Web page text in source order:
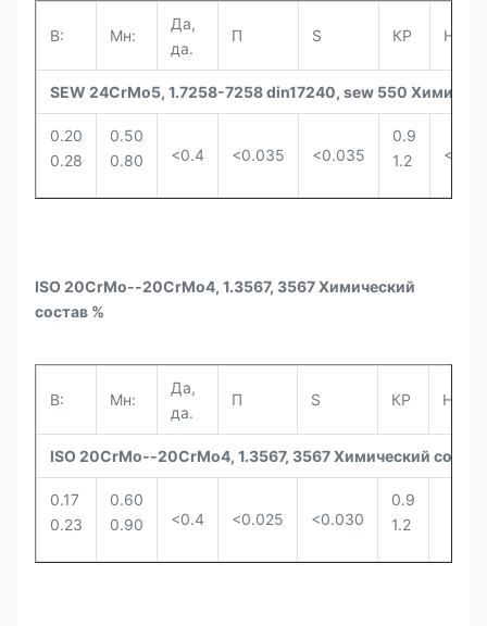
В: Мн:
Да,
да.
П S КР Ни.
SEW 24CrMo5, 1.7258-7258 din17240, sew 550
0.20
0.28
0.50
0.80
<0.4 <0.035 <0.035
0.9
1.2
<0.6
ISO 20CrMo--20CrMo4, 1.3567, 3567 Химический
состав %
В: Мн:
Да,
да.
П S КР Ни.
ISO 20CrMo--20CrMo4, 1.3567, 3567 Химический
0.17
0.23
0.60
0.90
<0.4 <0.025 <0.030
0.9
1.2